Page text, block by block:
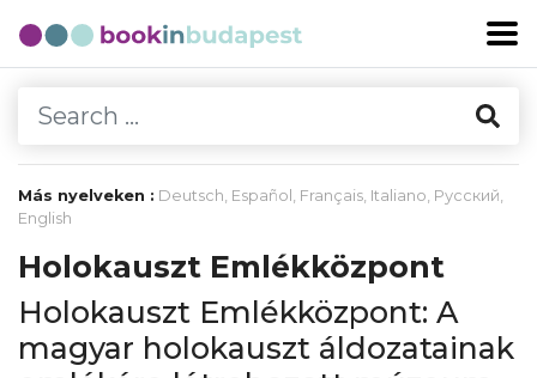
Más nyelveken : Deutsch, Español , Français, Italiano, Русский,
English
Holokauszt Emlékközpont
Holokauszt Emlékközpont: A
magyar holokauszt áldozatainak